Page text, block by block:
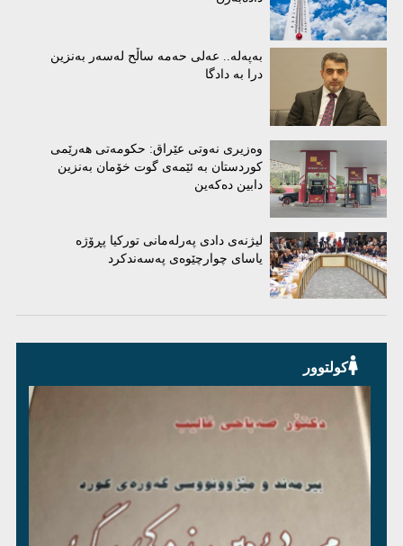
بەپەلە.. عەلی حەمە ساڵح لەسەر بەنزین
درا بە دادگا
وەزیرى نەوتى عێراق: حکومەتى هەرێمى
کوردستان بە ئێمەى گوت خۆمان بەنزین
دابین دەکەین
لیژنه‌ی دادی په‌رله‌مانی توركیا پڕۆژه‌
یاسای چوارچێوه‌ی په‌سه‌ندكرد
کولتوور